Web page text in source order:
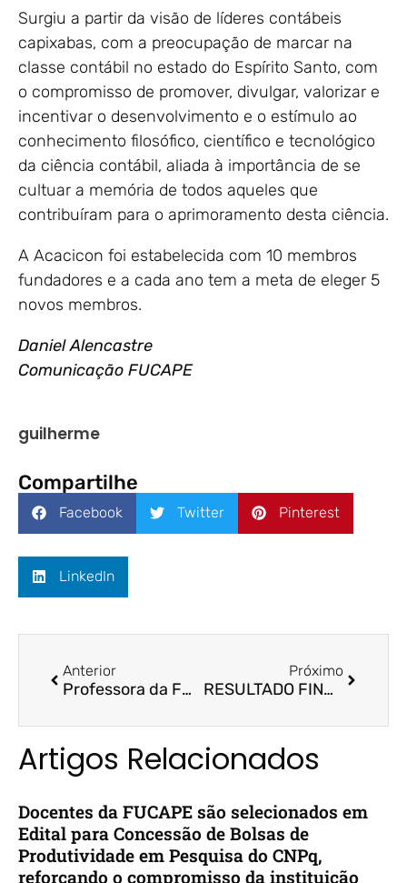
Surgiu a partir da visão de líderes contábeis
capixabas, com a preocupação de marcar na
classe contábil no estado do Espírito Santo, com
o compromisso de promover, divulgar, valorizar e
incentivar o desenvolvimento e o estímulo ao
conhecimento filosófico, científico e tecnológico
da ciência contábil, aliada à importância de se
cultuar a memória de todos aqueles que
contribuíram para o aprimoramento desta ciência.
A Acacicon foi estabelecida com 10 membros
fundadores e a cada ano tem a meta de eleger 5
novos membros.
Daniel Alencastre
Comunicação FUCAPE
guilherme
Compartilhe
Facebook Twitter Pinterest
LinkedIn
Anterior
Professora da FUCAPE, Neyla Tardin, é nomeada patrona na Acacicon
Próximo
RESULTADO FINAL – SELEÇÃO DE CANDIDATOS | PROGRAMA DE MONITOR(A) VOLUNTÁRIO(A) – GRADUAÇÃO
Artigos Relacionados
Docentes da FUCAPE são selecionados em
Edital para Concessão de Bolsas de
Produtividade em Pesquisa do CNPq,
reforçando o compromisso da instituição